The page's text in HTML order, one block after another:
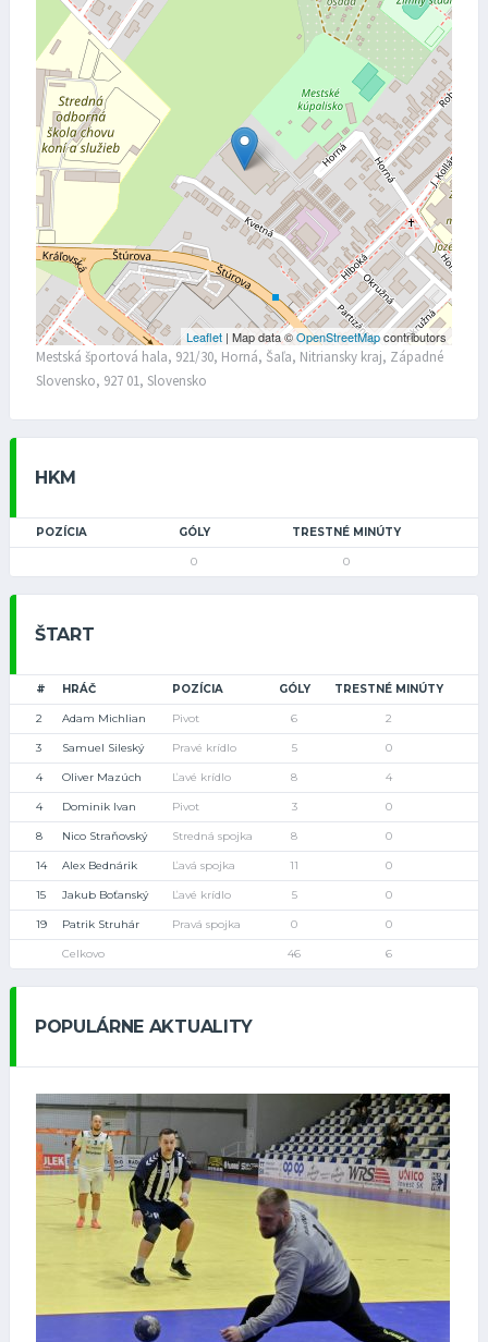
Leaflet | Map data ©OpenStreetMapcontributors
Mestská športová hala, 921/30, Horná, Šaľa, Nitriansky kraj, Západné
Slovensko, 927 01, Slovensko
HKM
POZÍCIA GÓLY TRESTNÉ MINÚTY
0 0
ŠTART
# HRÁČ POZÍCIA GÓLY TRESTNÉ MINÚTY
2 Adam Michlian Pivot 6 2
3 Samuel Sileský Pravé krídlo 5 0
4 Oliver Mazúch Ľavé krídlo 8 4
4 Dominik Ivan Pivot 3 0
8 Nico Straňovský Stredná spojka 8 0
14 Alex Bednárik Ľavá spojka 11 0
15 Jakub Boťanský Ľavé krídlo 5 0
19 Patrik Struhár Pravá spojka 0 0
Celkovo 46 6
POPULÁRNE AKTUALITY